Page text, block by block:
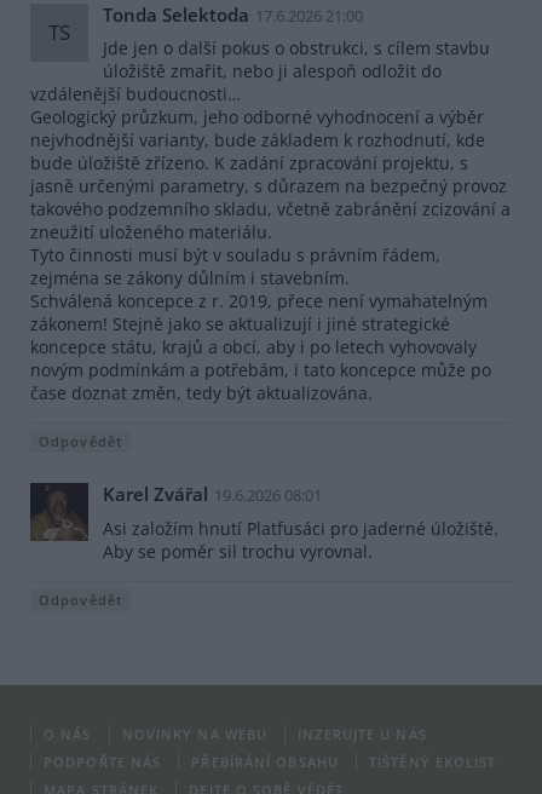
TS
Tonda Selektoda 17.6.2026 21:00
Jde jen o další pokus o obstrukci, s cílem stavbu
úložiště zmařit, nebo ji alespoň odložit do
vzdálenější budoucnosti…
Geologický průzkum, jeho odborné vyhodnocení a výběr
nejvhodnější varianty, bude základem k rozhodnutí, kde
bude úložiště zřízeno. K zadání zpracování projektu, s
jasně určenými parametry, s důrazem na bezpečný provoz
takového podzemního skladu, včetně zabránění zcizování a
zneužití uloženého materiálu.
Tyto činnosti musí být v souladu s právním řádem,
zejména se zákony důlním i stavebním.
Schválená koncepce z r. 2019, přece není vymahatelným
zákonem! Stejně jako se aktualizují i jiné strategické
koncepce státu, krajů a obcí, aby i po letech vyhovovaly
novým podmínkám a potřebám, i tato koncepce může po
čase doznat změn, tedy být aktualizována.
Odpovědět
Karel Zvářal 19.6.2026 08:01
Asi založím hnutí Platfusáci pro jaderné úložiště.
Aby se poměr sil trochu vyrovnal.
Odpovědět
O NÁS NOVINKY NA WEBU
INZERUJTE U NÁS
PODPOŘTE NÁS
PŘEBÍRÁNÍ OBSAHU
TIŠTĚNÝ EKOLIST
MAPA STRÁNEK
DEJTE O SOBĚ VĚDĚT